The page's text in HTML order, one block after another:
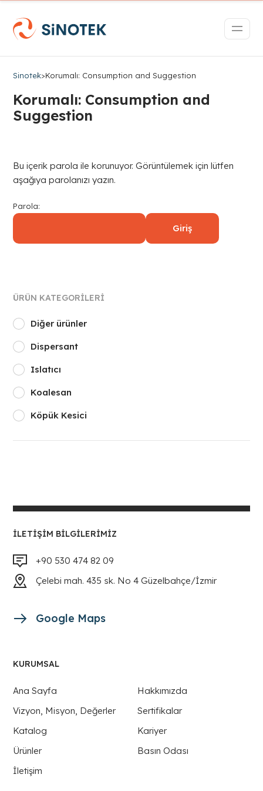
Sinotek>Korumalı: Consumption and Suggestion
Korumalı: Consumption and
Suggestion
Bu içerik parola ile korunuyor. Görüntülemek için lütfen
aşağıya parolanızı yazın.
Parola:
ÜRÜN KATEGORILERI
Diğer ürünler
Dispersant
Islatıcı
Koalesan
Köpük Kesici
İLETIŞIM BILGILERIMIZ
+90 530 474 82 09
Çelebi mah. 435 sk. No 4 Güzelbahçe/İzmir
Google Maps
KURUMSAL
Ana Sayfa
Hakkımızda
Vizyon, Misyon, Değerler
Sertifikalar
Katalog
Kariyer
Ürünler
Basın Odası
İletişim